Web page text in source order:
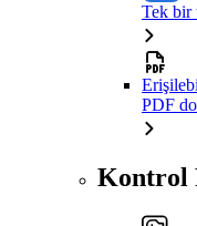
Tek bir
PDF
Kontrol